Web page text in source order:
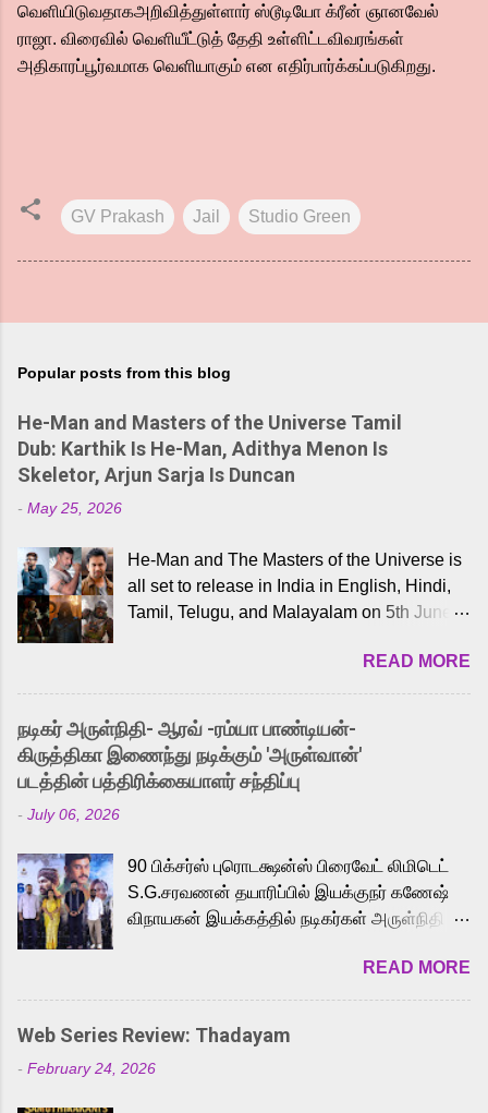
வெளியிடுவதாகஅறிவித்துள்ளார் ஸ்டூடியோ க்ரீன் ஞானவேல்
ராஜா. விரைவில் வெளியீட்டுத் தேதி உள்ளிட்டவிவரங்கள்
அதிகாரப்பூர்வமாக வெளியாகும் என எதிர்பார்க்கப்படுகிறது.
GV Prakash Jail Studio Green
Popular posts from this blog
He-Man and Masters of the Universe Tamil
Dub: Karthik Is He-Man, Adithya Menon Is
Skeletor, Arjun Sarja Is Duncan
- May 25, 2026
He-Man and The Masters of the Universe is
all set to release in India in English, Hindi,
Tamil, Telugu, and Malayalam on 5th June,
received a lot of love from cult He-Man fans
and offered audiences an exciting glimpse
into the world of Eternia, the recently
released Tamil trailer has also generated
strong excitement among Tamil audiences.
Adding to the growing buzz is the film’s
to the iconic superhero He-Man. Known for
memorable songs like “Behene De” from
Raavan, “Oru Maalai” from Ghajini, and
loved for his versatile voice and strong
command over multiple languages, making
him a strong fit for the legendary character.
READ MORE
நடிகர் அருள்நிதி- ஆரவ் -ரம்யா பாண்டியன்-
கிருத்திகா இணைந்து நடிக்கும் 'அருள்வான்'
படத்தின் பத்திரிக்கையாளர் சந்திப்பு
- July 06, 2026
90 பிக்சர்ஸ் புரொடக்ஷன்ஸ் பிரைவேட் லிமிடெட்
S.G.சரவணன் தயாரிப்பில் இயக்குநர் கணேஷ்
விநாயகன் இயக்கத்தில் நடிகர்கள் அருள்நிதி -
முக்கிய வேடத்தில் இணைந்து நடித்திருக்கும்
'அருள்வான்' திரைப்படத்தினை
பத்திரிக்கையாளர் சந்திப்பு சென்னையில்
நடைபெற்றது. இயக்குநர் கணேஷ் விநாயகன்
இயக்கத்தில் உருவாகியுள்ள 'அருள்வான்'
READ MORE
Web Series Review: Thadayam
- February 24, 2026